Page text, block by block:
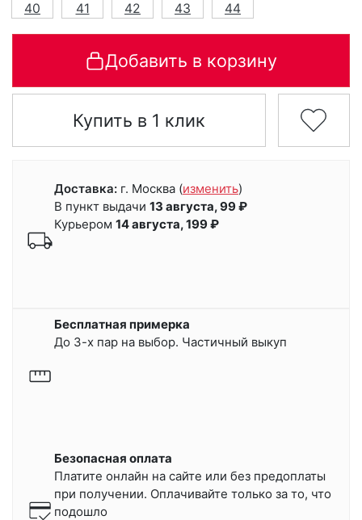
40
41 42 43 44
Добавить в корзину
Купить в 1 клик
Доставка: г. Москва (изменить)
В пункт выдачи 13 августа, 99 ₽
Курьером 14 августа, 199 ₽
Бесплатная примерка
До 3-х пар на выбор. Частичный выкуп
Безопасная оплата
Платите онлайн на сайте или без предоплаты
при получении. Оплачивайте только за то, что
подошло